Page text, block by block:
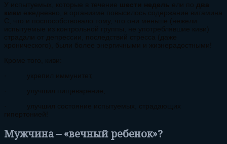
У испытуемых, которые в течение
шести недель ели по
два
киви ежедневно, в организме повысилось содержание витамина
С, что и поспособствовало тому, что они меньше (нежели
испытуемые из контрольной группы, не употреблявшие киви)
страдали от депрессии, последствий стресса (даже
хронического), были более энергичными и жизнерадостными!
Кроме того, киви:
· укрепил иммунитет,
· улучшил пищеварение,
· улучшил состояние испытуемых, страдающих
гипертонией!
Мужчина – «вечный ребенок»?